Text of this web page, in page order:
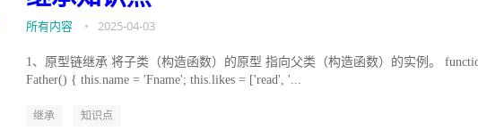
所有内容 • 2025-04-03
1、原型链继承 将子类（构造函数）的原型 指向父类（构造函数）的实例。
Father() { this.name = 'Fname'; this.likes = ['read', '...
继承 知识点